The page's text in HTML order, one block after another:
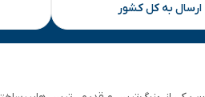
ارسال به کل کشور